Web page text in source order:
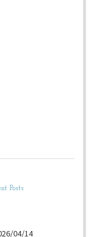
Posts
04/14